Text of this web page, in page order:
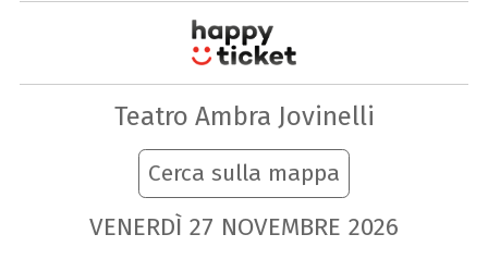
Teatro Ambra Jovinelli
Cerca sulla mappa
VENERDÌ 27 NOVEMBRE 2026